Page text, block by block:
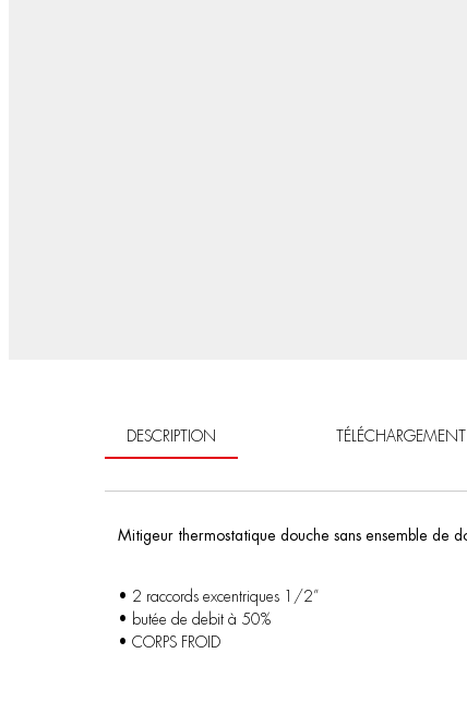
DESCRIPTION TÉLÉCHARGEMENT
Mitigeur thermostatique douche sans ensemble de
• 2 raccords excentriques 1/2”
• butée de debit à 50%
• CORPS FROID